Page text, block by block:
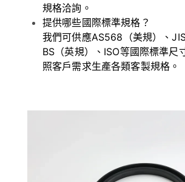
規格洽詢。
提供哪些國際標準規格？
我們可供應AS568（美規）、
BS（英規）、ISO等國際標準尺
照客戶需求生產各類客製規格。